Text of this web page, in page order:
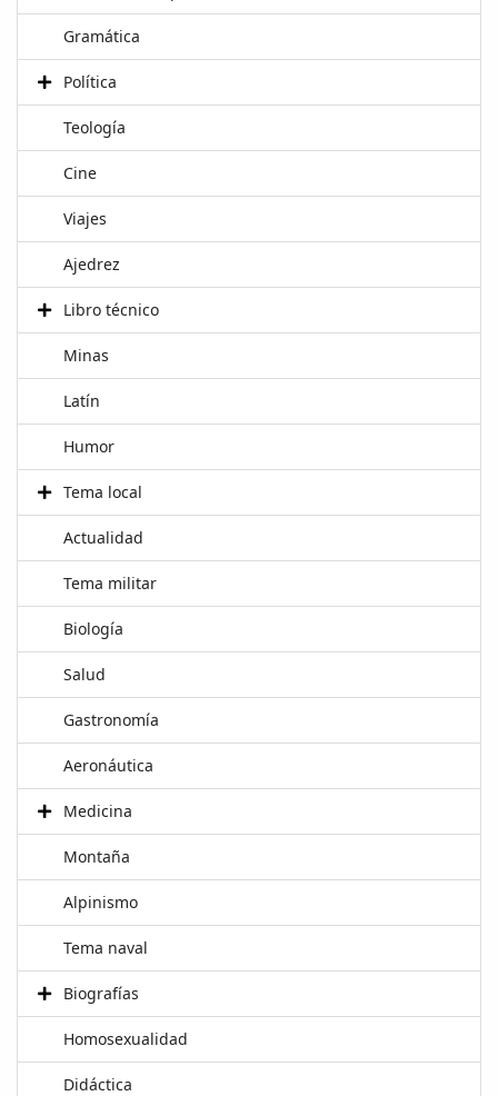
Gramática
Política
Teología
Cine
Viajes
Ajedrez
Libro técnico
Minas
Latín
Humor
Tema local
Actualidad
Tema militar
Biología
Salud
Gastronomía
Aeronáutica
Medicina
Montaña
Alpinismo
Tema naval
Biografías
Homosexualidad
Didáctica